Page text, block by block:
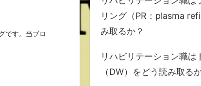
です。当ブロ
リング（PR：plasma
み取るか？
リハビリテーション職は
（DW）をどう読み取る